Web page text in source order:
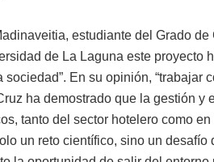
estudiante del Grado
de La Laguna este proyecto
sociedad”. En su opinión, “trabajar
ha demostrado que la gestión y
tanto del sector hotelero como
un reto científico, sino un